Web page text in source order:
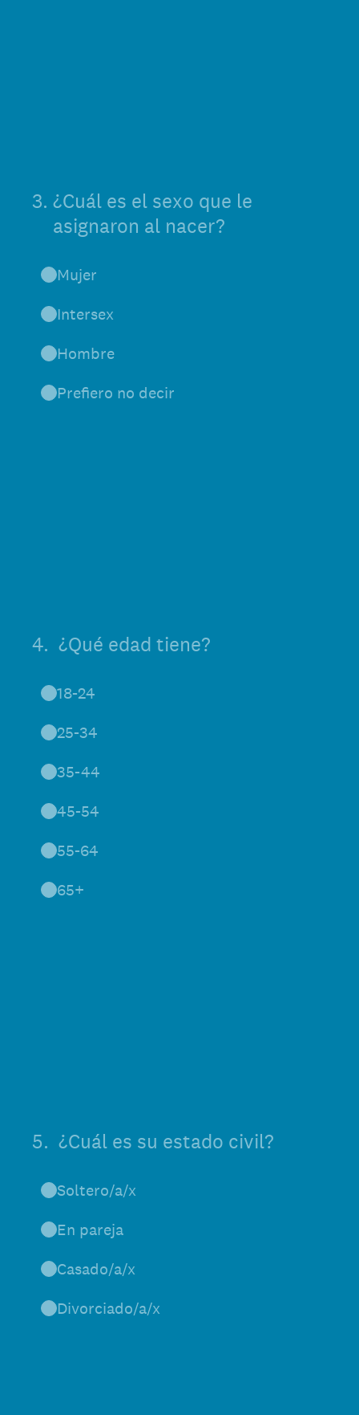
3. ¿Cuál es el sexo que le
asignaron al nacer?
Mujer
Intersex
Hombre
Prefiero no decir
4. ¿Qué edad tiene?
18-24
25-34
35-44
45-54
55-64
65+
5. ¿Cuál es su estado civil?
Soltero/a/x
En pareja
Casado/a/x
Divorciado/a/x